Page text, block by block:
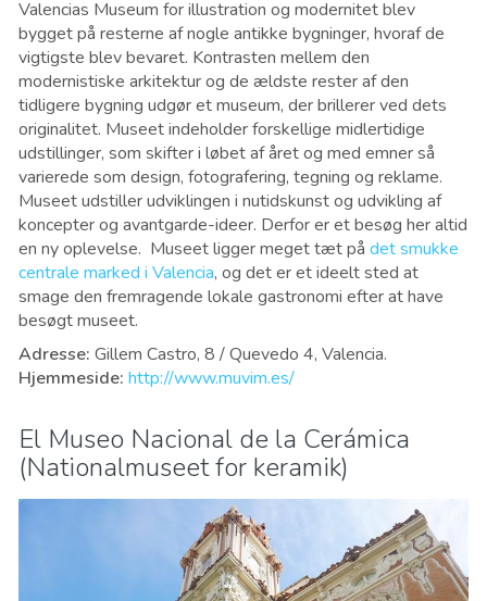
Valencias Museum for illustration og modernitet blev
bygget på resterne af nogle antikke bygninger, hvoraf de
vigtigste blev bevaret. Kontrasten mellem den
modernistiske arkitektur og de ældste rester af den
tidligere bygning udgør et museum, der brillerer ved dets
originalitet. Museet indeholder forskellige midlertidige
udstillinger, som skifter i løbet af året og med emner så
varierede som design, fotografering, tegning og reklame.
Museet udstiller udviklingen i nutidskunst og udvikling af
koncepter og avantgarde-ideer. Derfor er et besøg her altid
en ny oplevelse. Museet ligger meget tæt på det smukke
centrale marked i Valencia, og det er et ideelt sted at
smage den fremragende lokale gastronomi efter at have
besøgt museet.
Adresse: Gillem Castro, 8 / Quevedo 4, Valencia.
Hjemmeside: http://www.muvim.es/
El Museo Nacional de la Cerámica
(Nationalmuseet for keramik)